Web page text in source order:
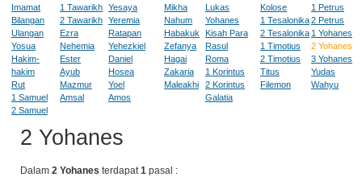
Imamat
Bilangan
Ulangan
Yosua
Hakim-
hakim
Rut
1 Samuel
2 Samuel
1 Tawarikh
2 Tawarikh
Ezra
Nehemia
Ester
Ayub
Mazmur
Amsal
Yesaya
Yeremia
Ratapan
Yehezkiel
Daniel
Hosea
Yoel
Amos
Mikha
Nahum
Habakuk
Zefanya
Hagai
Zakaria
Maleakhi
Lukas
Yohanes
Kisah Para
Rasul
Roma
1 Korintus
2 Korintus
Galatia
Kolose
1 Tesalonika
2 Tesalonika
1 Timotius
2 Timotius
Titus
Filemon
1 Petrus
2 Petrus
1 Yohanes
2 Yohanes
3 Yohanes
Yudas
Wahyu
2 Yohanes
Dalam 2 Yohanes terdapat1 pasal :